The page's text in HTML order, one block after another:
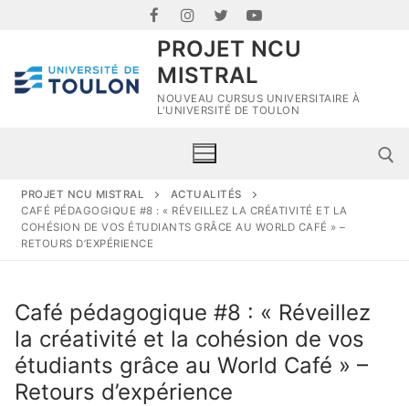
PROJET NCU
MISTRAL
NOUVEAU CURSUS UNIVERSITAIRE À
L'UNIVERSITÉ DE TOULON
PROJET NCU MISTRAL
ACTUALITÉS
CAFÉ PÉDAGOGIQUE #8 : « RÉVEILLEZ LA CRÉATIVITÉ ET LA
COHÉSION DE VOS ÉTUDIANTS GRÂCE AU WORLD CAFÉ » –
RETOURS D’EXPÉRIENCE
Café pédagogique #8 : « Réveillez
la créativité et la cohésion de vos
étudiants grâce au World Café » –
Retours d’expérience